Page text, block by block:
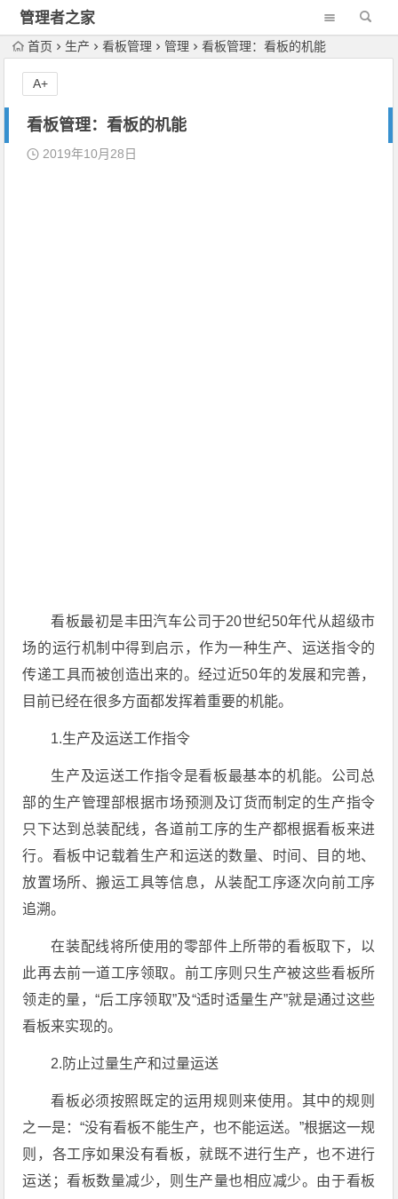
管理者之家
首页 生产 看板管理 管理 看板管理：看板的机能
看板管理：看板的机能
2019年10月28日
看板最初是丰田汽车公司于20世纪50年代从超级市
场的运行机制中得到启示，作为一种生产、运送指令的
传递工具而被创造出来的。经过近50年的发展和完善，
目前已经在很多方面都发挥着重要的机能。
1.生产及运送工作指令
生产及运送工作指令是看板最基本的机能。公司总
部的生产管理部根据市场预测及订货而制定的生产指令
只下达到总装配线，各道前工序的生产都根据看板来进
行。看板中记载着生产和运送的数量、时间、目的地、
放置场所、搬运工具等信息，从装配工序逐次向前工序
追溯。
在装配线将所使用的零部件上所带的看板取下，以
此再去前一道工序领取。前工序则只生产被这些看板所
领走的量，“后工序领取”及“适时适量生产”就是通过这些
看板来实现的。
2.防止过量生产和过量运送
看板必须按照既定的运用规则来使用。其中的规则
之一是：“没有看板不能生产，也不能运送。”根据这一规
则，各工序如果没有看板，就既不进行生产，也不进行
运送；看板数量减少，则生产量也相应减少。由于看板
A+